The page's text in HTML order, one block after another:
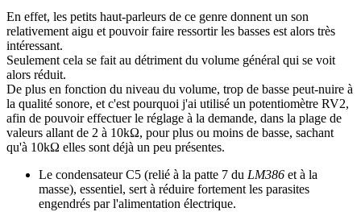
En effet, les petits haut-parleurs de ce genre donnent un son
relativement aigu et pouvoir faire ressortir les basses est alors très
intéressant.
Seulement cela se fait au détriment du volume général qui se voit
alors réduit.
De plus en fonction du niveau du volume, trop de basse peut-nuire à
la qualité sonore, et c'est pourquoi j'ai utilisé un potentiomètre RV2,
afin de pouvoir effectuer le réglage à la demande, dans la plage de
valeurs allant de 2 à 10kΩ, pour plus ou moins de basse, sachant
qu'à 10kΩ elles sont déjà un peu présentes.
Le condensateur C5 (relié à la patte 7 du LM386 et à la
masse), essentiel, sert à réduire fortement les parasites
engendrés par l'alimentation électrique.